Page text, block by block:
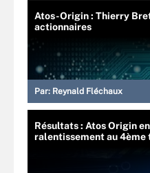
Atos-Origin : Thierry
actionnaires
Par: Reynald Fléchaux
Résultats : Atos Origin
ralentissement au